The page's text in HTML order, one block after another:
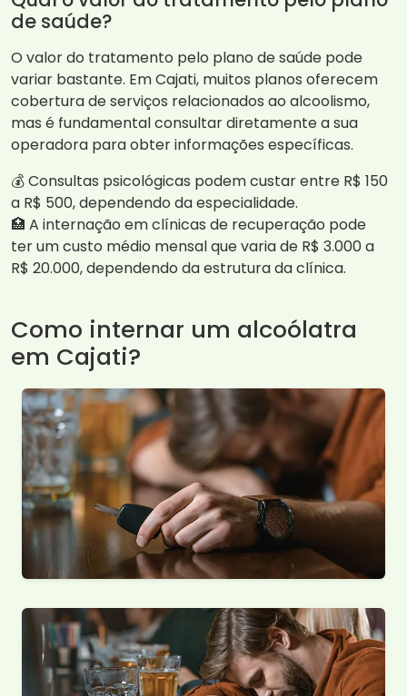
de saúde?
O valor do tratamento pelo plano de saúde pode
variar bastante. Em Cajati, muitos planos oferecem
cobertura de serviços relacionados ao alcoolismo,
mas é fundamental consultar diretamente a sua
operadora para obter informações específicas.
💰 Consultas psicológicas podem custar entre R$ 150
a R$ 500, dependendo da especialidade.
🏥 A internação em clínicas de recuperação pode
ter um custo médio mensal que varia de R$ 3.000 a
R$ 20.000, dependendo da estrutura da clínica.
Como internar um alcoólatra
em Cajati?